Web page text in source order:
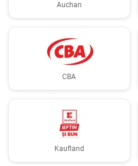
Auchan
CBA
Kaufland